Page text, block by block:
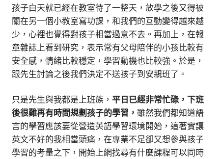
孩子白天就已經在教室待了一整天，放學之後又得被
關在另一個小教室寫功課，和我們的互動變得越來越
少，心裡也覺得對孩子相當過意不去。再加上，在報
章雜誌上看到研究，表示常有父母陪伴的小孩比較有
安全感，情緒比較穩定，學習動機也比較強。於是，
跟先生討論之後我們決定不送孩子到安親班了。
只是先生與我都是上班族， 平日已經非常忙碌，下班
後很難再有時間規劃孩子的學習， 雖然我們都知道語
言的學習應該要從營造英語學習環境開始，這著實讓
英文不好的我相當頭痛，在專業不足卻又想參與孩子
學習的考量之下，開始上網找尋有什麼課程可以同時